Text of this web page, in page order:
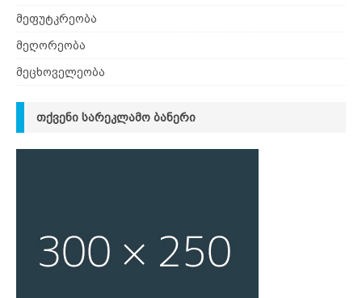
მეფუტკრეობა
მეღორეობა
მეცხოველეობა
ᲗᲥᲕᲔᲜᲘ ᲡᲐᲠᲔᲙᲚᲐᲛᲝ ᲑᲐᲜᲔᲠᲘ